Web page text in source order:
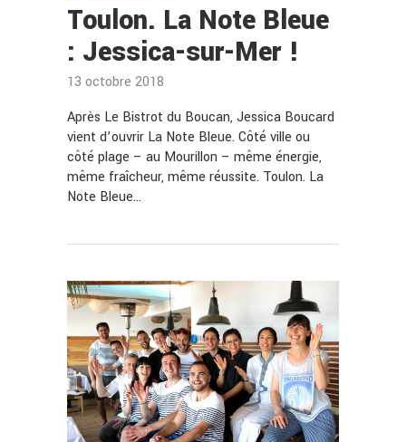
Toulon. La Note Bleue
: Jessica-sur-Mer !
13 octobre 2018
Après Le Bistrot du Boucan, Jessica Boucard
vient d’ouvrir La Note Bleue. Côté ville ou
côté plage – au Mourillon – même énergie,
même fraîcheur, même réussite. Toulon. La
Note Bleue…